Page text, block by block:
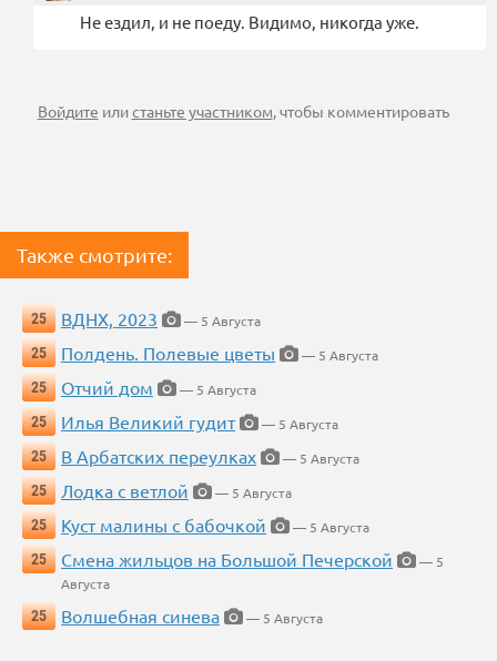
Не ездил, и не поеду. Видимо, никогда уже.
Войдите илистаньте участником, чтобы комментировать
Также смотрите:
25 ВДНХ, 2023
— 5 Августа
25
Полдень. Полевые цветы
— 5 Августа
25
Отчий дом
— 5 Августа
25
Илья Великий гудит
— 5 Августа
25
В Арбатских переулках
— 5 Августа
25
Лодка с ветлой
— 5 Августа
25
Куст малины с бабочкой
— 5 Августа
25
Смена жильцов на Большой Печерской
— 5
Августа
25
Волшебная синева — 5 Августа